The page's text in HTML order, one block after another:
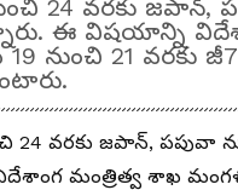
24 వరకు
ఈ విషయాన్ని
నుంచి 21 వరకు
24 వరకు జపాన్,
మంత్రిత్వ శాఖ